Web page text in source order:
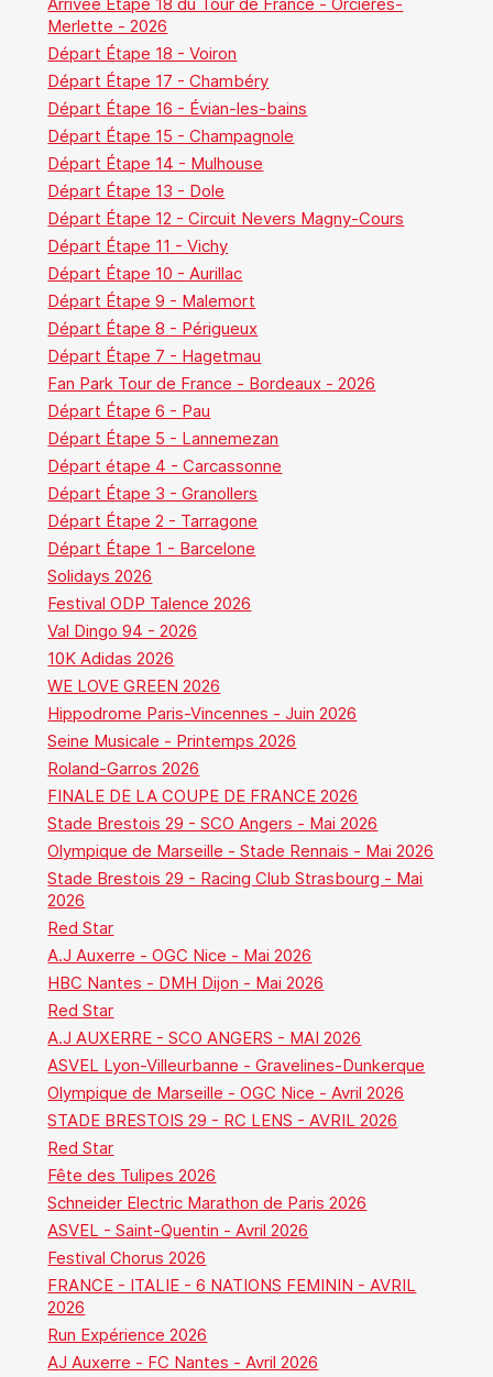
Arrivée Étape 18 du Tour de France - Orcières-
Merlette - 2026
Départ Étape 18 - Voiron
Départ Étape 17 - Chambéry
Départ Étape 16 - Évian-les-bains
Départ Étape 15 - Champagnole
Départ Étape 14 - Mulhouse
Départ Étape 13 - Dole
Départ Étape 12 - Circuit Nevers Magny-Cours
Départ Étape 11 - Vichy
Départ Étape 10 - Aurillac
Départ Étape 9 - Malemort
Départ Étape 8 - Périgueux
Départ Étape 7 - Hagetmau
Fan Park Tour de France - Bordeaux - 2026
Départ Étape 6 - Pau
Départ Étape 5 - Lannemezan
Départ étape 4 - Carcassonne
Départ Étape 3 - Granollers
Départ Étape 2 - Tarragone
Départ Étape 1 - Barcelone
Solidays 2026
Festival ODP Talence 2026
Val Dingo 94 - 2026
10K Adidas 2026
WE LOVE GREEN 2026
Hippodrome Paris-Vincennes - Juin 2026
Seine Musicale - Printemps 2026
Roland-Garros 2026
FINALE DE LA COUPE DE FRANCE 2026
Stade Brestois 29 - SCO Angers - Mai 2026
Olympique de Marseille - Stade Rennais - Mai 2026
Stade Brestois 29 - Racing Club Strasbourg - Mai
2026
Red Star
A.J Auxerre - OGC Nice - Mai 2026
HBC Nantes - DMH Dijon - Mai 2026
Red Star
A.J AUXERRE - SCO ANGERS - MAI 2026
ASVEL Lyon-Villeurbanne - Gravelines-Dunkerque
Olympique de Marseille - OGC Nice - Avril 2026
STADE BRESTOIS 29 - RC LENS - AVRIL 2026
Red Star
Fête des Tulipes 2026
Schneider Electric Marathon de Paris 2026
ASVEL - Saint-Quentin - Avril 2026
Festival Chorus 2026
FRANCE - ITALIE - 6 NATIONS FEMININ - AVRIL
2026
Run Expérience 2026
AJ Auxerre - FC Nantes - Avril 2026